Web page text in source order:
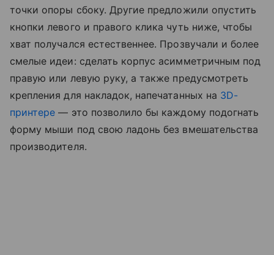
точки опоры сбоку. Другие предложили опустить
кнопки левого и правого клика чуть ниже, чтобы
хват получался естественнее. Прозвучали и более
смелые идеи: сделать корпус асимметричным под
правую или левую руку, а также предусмотреть
крепления для накладок, напечатанных на 3D-
принтере — это позволило бы каждому подогнать
форму мыши под свою ладонь без вмешательства
производителя.